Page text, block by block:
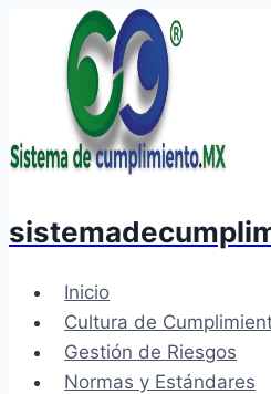
contenido
Inicio
Cultura de
Gestión de Riesgos
Normas y Estándares